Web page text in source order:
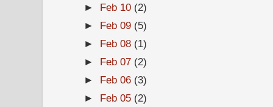
► Feb 10 (2)
► Feb 09 (5)
► Feb 08 (1)
► Feb 07 (2)
► Feb 06 (3)
► Feb 05 (2)